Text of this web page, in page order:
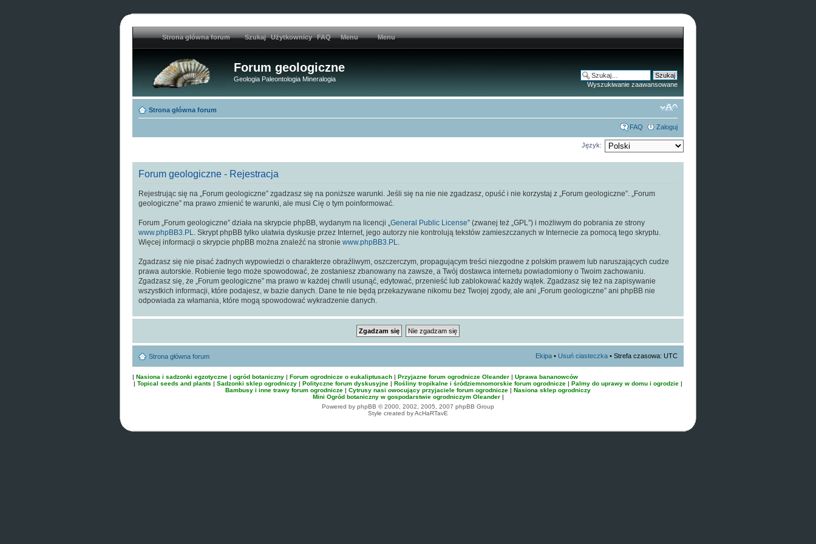
Strona główna forum Szukaj Użytkownicy FAQ Menu Menu
Forum geologiczne
Geologia Paleontologia Mineralogia
Wyszukiwanie zaawansowane
Strona główna forum
FAQ Zaloguj
Język:
Forum geologiczne - Rejestracja
Rejestrując się na „Forum geologiczne” zgadzasz się na poniższe warunki. Jeśli się na nie nie zgadzasz, opuść i nie korzystaj z „Forum geologiczne”. „Forum
geologiczne” ma prawo zmienić te warunki, ale musi Cię o tym poinformować.
Forum „Forum geologiczne” działa na skrypcie phpBB, wydanym na licencji „General Public License” (zwanej też „GPL”) i możliwym do pobrania ze strony
www.phpBB3.PL. Skrypt phpBB tylko ułatwia dyskusje przez Internet, jego autorzy nie kontrolują tekstów zamieszczanych w Internecie za pomocą tego skryptu.
Więcej informacji o skrypcie phpBB można znaleźć na stronie www.phpBB3.PL.
Zgadzasz się nie pisać żadnych wypowiedzi o charakterze obraźliwym, oszczerczym, propagującym treści niezgodne z polskim prawem lub naruszających cudze
prawa autorskie. Robienie tego może spowodować, że zostaniesz zbanowany na zawsze, a Twój dostawca internetu powiadomiony o Twoim zachowaniu.
Zgadzasz się, że „Forum geologiczne” ma prawo w każdej chwili usunąć, edytować, przenieść lub zablokować każdy wątek. Zgadzasz się też na zapisywanie
wszystkich informacji, które podajesz, w bazie danych. Dane te nie będą przekazywane nikomu bez Twojej zgody, ale ani „Forum geologiczne” ani phpBB nie
odpowiada za włamania, które mogą spowodować wykradzenie danych.
Strona główna forum Ekipa • Usuń ciasteczka • Strefa czasowa: UTC
| Nasiona i sadzonki egzotyczne | ogród botaniczny | Forum ogrodnicze o eukaliptusach | Przyjazne forum ogrodnicze Oleander | Uprawa bananowców
| Topical seeds and plants | Sadzonki sklep ogrodniczy | Polityczne forum dyskusyjne | Rośliny tropikalne i śródziemnomorskie forum ogrodnicze | Palmy do uprawy w domu i ogrodzie |
Bambusy i inne trawy forum ogrodnicze | Cytrusy nasi owocujący przyjaciele forum ogrodnicze | Nasiona sklep ogrodniczy
Mini Ogród botaniczny w gospodarstwie ogrodniczym Oleander|
Powered by phpBB © 2000, 2002, 2005, 2007 phpBB Group
Style created by AcHaRTavE